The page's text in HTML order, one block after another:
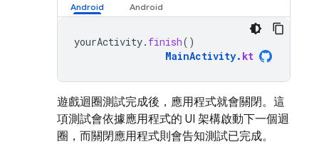
yourActivity. finish()
MainActivity. kt
遊戲迴圈測試完成後，應用程式就會關閉。這
項測試會依據應用程式的 UI 架構啟動下一個迴
圈，而關閉應用程式則會告知測試已完成。